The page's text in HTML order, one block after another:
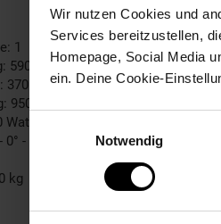
Wir nutzen Cookies und
Services bereitzustellen,
Homepage, Social Media
ein. Deine Cookie-
Notwendig
1
590 mm
370 mm
950 mm
- 45°
kg